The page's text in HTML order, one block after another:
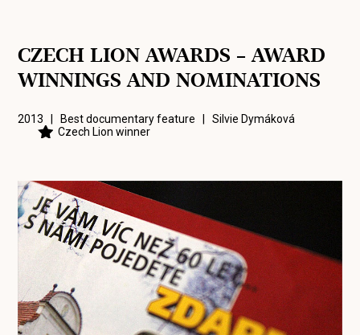
CZECH LION AWARDS – AWARD
WINNINGS AND NOMINATIONS
2013 | Best documentary feature |Silvie Dymáková
Czech Lion winner